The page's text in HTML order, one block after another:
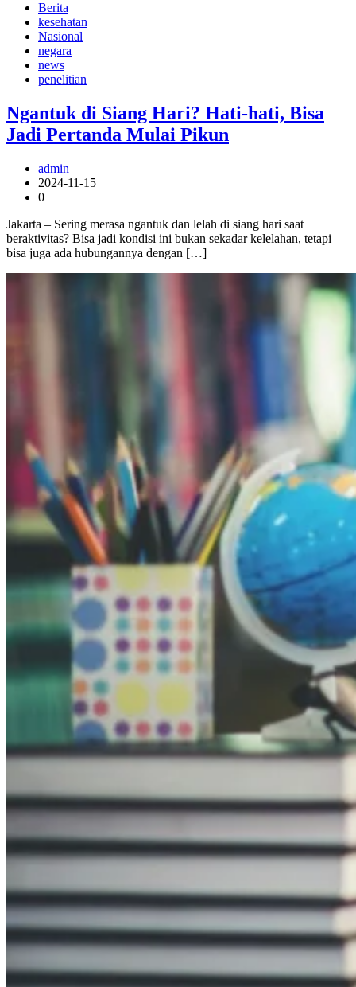
Berita
kesehatan
Nasional
negara
news
penelitian
Ngantuk di Siang Hari? Hati-hati, Bisa
Jadi Pertanda Mulai Pikun
admin
2024-11-15
0
Jakarta – Sering merasa ngantuk dan lelah di siang hari saat
beraktivitas? Bisa jadi kondisi ini bukan sekadar kelelahan, tetapi
bisa juga ada hubungannya dengan […]